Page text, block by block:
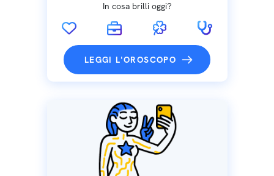
In cosa brilli oggi?
LEGGI L'OROSCOPO